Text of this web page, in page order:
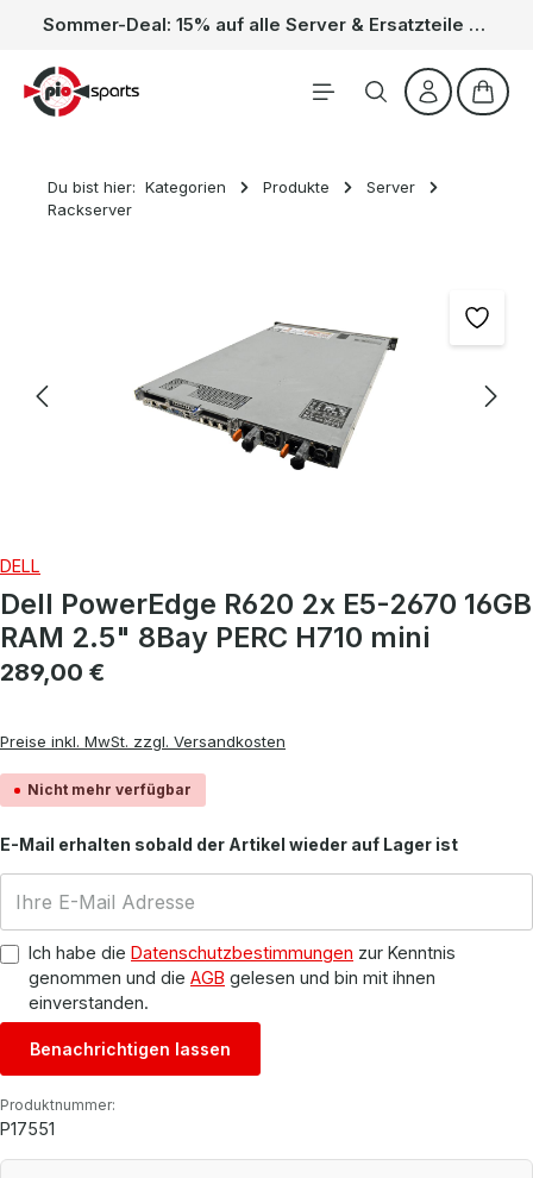
Zum Hauptinhalt springen Sommer-Deal: 15% auf alle Server & Ersatzteile – Kein Code nötig, der Rabatt wird automatisch im Warenkorb abgezogen. Gültig vom 01.06. bis 31.08.
Du bist hier: Kategorien Produkte
Server
Rackserver
DELL
Dell PowerEdge R620 2x E5-2670 16GB
RAM 2.5" 8Bay PERC H710 mini
Regulärer Preis:
289,00 €
Preise inkl. MwSt. zzgl. Versandkosten
Nicht mehr verfügbar
E-Mail erhalten sobald der Artikel wieder auf Lager ist
Ich habe die Datenschutzbestimmungen zur Kenntnis
genommen und die AGB gelesen und bin mit ihnen
einverstanden.
Benachrichtigen lassen
Produktnummer:
P17551